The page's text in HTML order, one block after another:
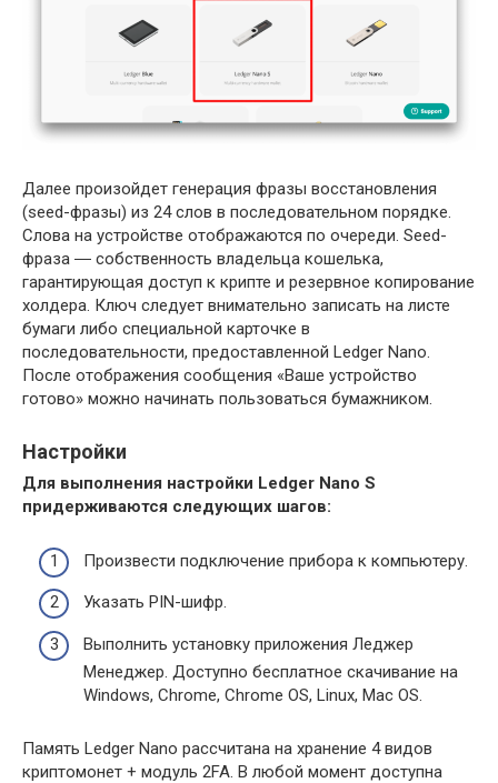
Далее произойдет генерация фразы восстановления
(seed-фразы) из 24 слов в последовательном порядке.
Слова на устройстве отображаются по очереди. Seed-
фраза ― собственность владельца кошелька,
гарантирующая доступ к крипте и резервное копирование
холдера. Ключ следует внимательно записать на листе
бумаги либо специальной карточке в
последовательности, предоставленной Ledger Nano.
После отображения сообщения «Ваше устройство
готово» можно начинать пользоваться бумажником.
Настройки
Для выполнения настройки Ledger Nano S
придерживаются следующих шагов:
Произвести подключение прибора к компьютеру.
Указать PIN-шифр.
Выполнить установку приложения Леджер
Менеджер. Доступно бесплатное скачивание на
Windows, Chrome, Chrome OS, Linux, Mac OS.
Память Ledger Nano рассчитана на хранение 4 видов
криптомонет + модуль 2FA. В любой момент доступна